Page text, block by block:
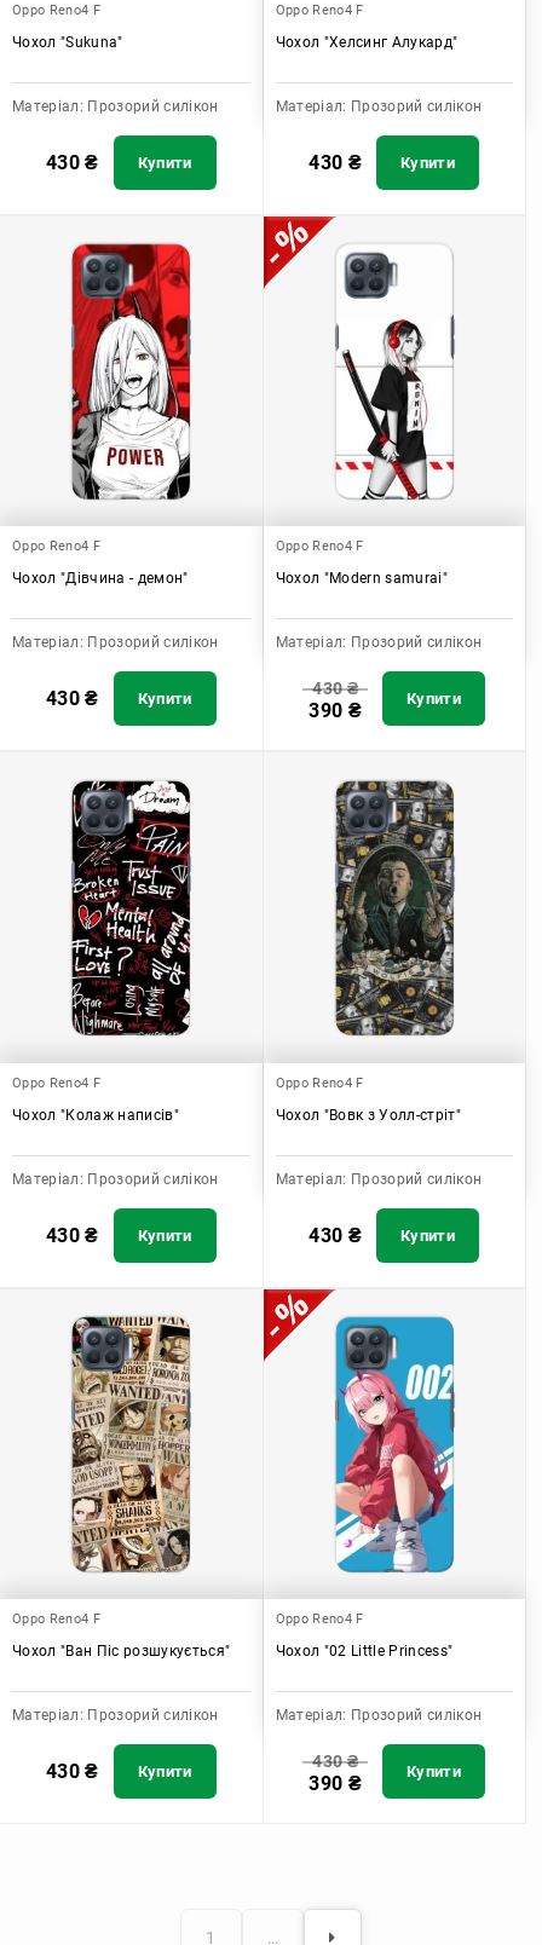
Oppo Reno4 F
Чохол "Sukuna"
Матеріал: Прозорий силікон
430₴ Купити
Oppo Reno4 F
Чохол "Хелсинг Алукард"
Матеріал: Прозорий силікон
430 ₴ Купити
Oppo Reno4 F
Чохол "Дівчина - демон"
Матеріал: Прозорий силікон
430₴ Купити
Oppo Reno4 F
Чохол "Modern samurai"
Матеріал: Прозорий силікон
430₴
390 ₴ Купити
Oppo Reno4 F
Чохол "Колаж написів"
Матеріал: Прозорий силікон
430₴ Купити
Oppo Reno4 F
Чохол "Вовк з Уолл-стріт"
Матеріал: Прозорий силікон
430 ₴ Купити
Oppo Reno4 F
Чохол "Ван Піс розшукується"
Матеріал: Прозорий силікон
430₴ Купити
Oppo Reno4 F
Чохол "02 Little Princess"
Матеріал: Прозорий силікон
430₴
390 ₴ Купити
1 …